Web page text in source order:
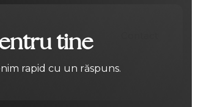
tine
rapid cu un răspuns.